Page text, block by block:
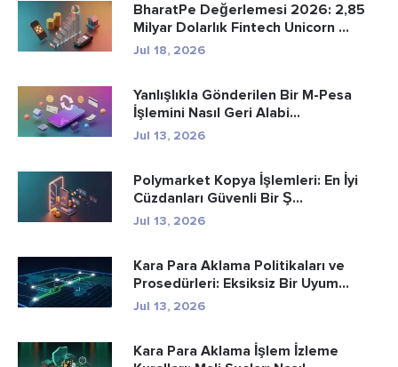
BharatPe Değerlemesi 2026: 2,85
Milyar Dolarlık Fintech Unicorn ...
Jul 18, 2026
Yanlışlıkla Gönderilen Bir M-Pesa
İşlemini Nasıl Geri Alabi...
Jul 13, 2026
Polymarket Kopya İşlemleri: En İyi
Cüzdanları Güvenli Bir Ş...
Jul 13, 2026
Kara Para Aklama Politikaları ve
Prosedürleri: Eksiksiz Bir Uyum...
Jul 13, 2026
Kara Para Aklama İşlem İzleme